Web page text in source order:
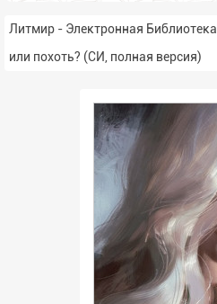
Литмир - Электронная Библиотека
или похоть? (СИ, полная версия)